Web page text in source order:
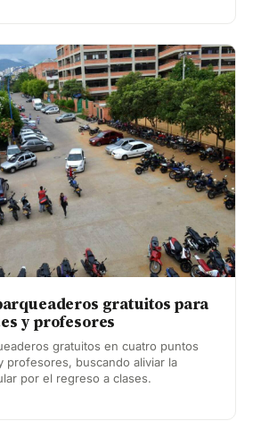
gratuitos para
y profesores
gratuitos en cuatro puntos
profesores, buscando aliviar la
por el regreso a clases.